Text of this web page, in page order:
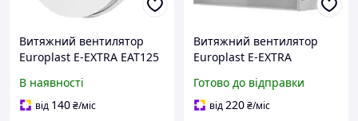
Витяжний вентилятор
Europlast E-EXTRA EAT125
В наявності
від 140₴/міс
Витяжний вентилятор
Europlast E-EXTRA
нержавіюча сталь
Готово до відправки
від220₴/міс